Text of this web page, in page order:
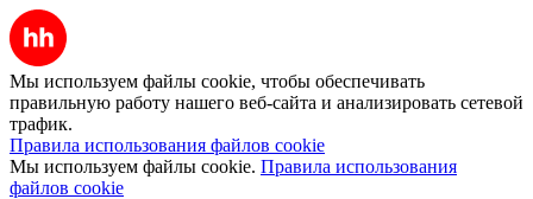
Мы используем файлы cookie, чтобы обеспечивать
правильную работу нашего веб-сайта и анализировать сетевой
трафик.
Правила использования файлов cookie
Мы используем файлы cookie. Правила использования
файлов cookie